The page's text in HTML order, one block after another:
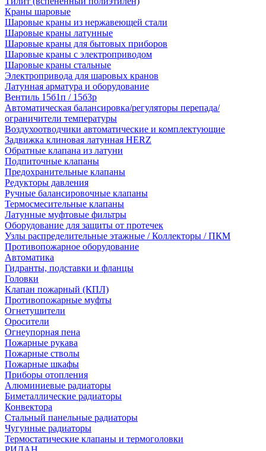
Краны шаровые
Шаровые краны из нержавеющей стали
Шаровые краны латунные
Шаровые краны для бытовых приборов
Шаровые краны с электроприводом
Шаровые краны стальные
Электропривода для шаровых кранов
Латунная арматура и оборудование
Вентиль 15б1п / 15б3р
Автоматическая балансировка/регуляторы перепада/
ограничители температуры
Воздухоотводчики автоматические и комплектующие
Задвижка клиновая латунная HERZ
Обратные клапана из латуни
Подпиточные клапаны
Предохранительные клапаны
Редукторы давления
Ручные балансировочные клапаны
Термосмесительные клапаны
Латунные муфтовые фильтры
Оборудование для защиты от протечек
Узлы распределительные этажные / Коллекторы / ПКМ
Противопожарное оборудование
Автоматика
Гидранты, подставки и фланцы
Головки
Клапан пожарный (КПЛ)
Противопожарные муфты
Огнетушители
Оросители
Огнеупорная пена
Пожарные рукава
Пожарные стволы
Пожарные шкафы
Приборы отопления
Алюминиевые радиаторы
Биметаллические радиаторы
Конвектора
Стальный панельные радиаторы
Чугунные радиаторы
Термостатические клапаны и термоголовки